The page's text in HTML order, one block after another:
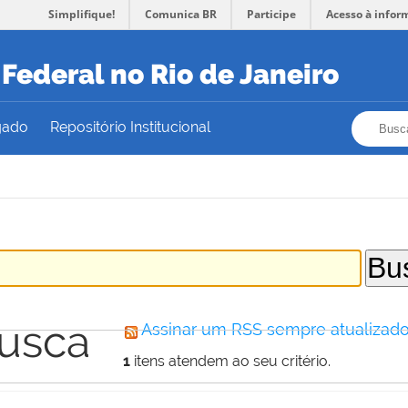
Simplifique! Comunica BR Participe Acesso à
no Rio de Janeiro
Repositório Institucional
Assinar um RSS sempre
1itens atendem ao seu critério.